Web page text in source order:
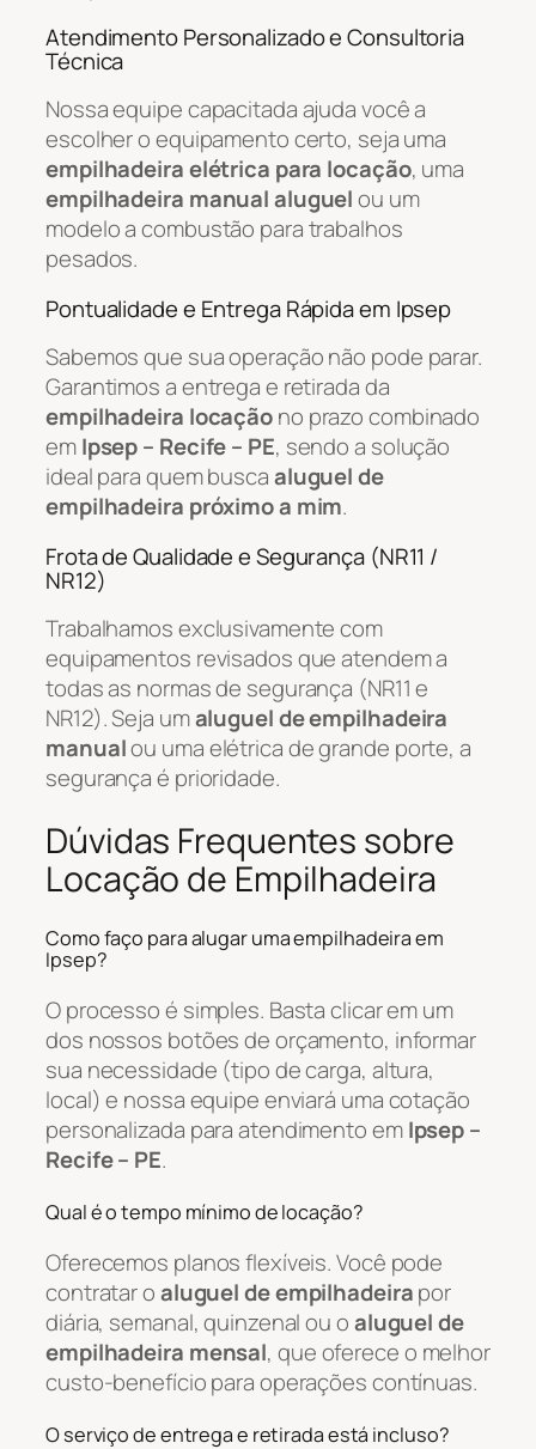
Atendimento Personalizado e Consultoria
Técnica
Nossa equipe capacitada ajuda você a
escolher o equipamento certo, seja uma
empilhadeira elétrica para locação, uma
empilhadeira manual aluguelou um
modelo a combustão para trabalhos
pesados.
Pontualidade e Entrega Rápida em Ipsep
Sabemos que sua operação não pode parar.
Garantimos a entrega e retirada da
empilhadeira locaçãono prazo combinado
emIpsep – Recife – PE, sendo a solução
ideal para quem buscaaluguel de
empilhadeira próximo a mim.
Frota de Qualidade e Segurança (NR11 /
NR12)
Trabalhamos exclusivamente com
equipamentos revisados que atendem a
todas as normas de segurança (NR11 e
NR12). Seja umaluguel de empilhadeira
manualou uma elétrica de grande porte, a
segurança é prioridade.
Dúvidas Frequentes sobre
Locação de Empilhadeira
Como faço para alugar uma empilhadeira em
Ipsep?
O processo é simples. Basta clicar em um
dos nossos botões de orçamento, informar
sua necessidade (tipo de carga, altura,
local) e nossa equipe enviará uma cotação
personalizada para atendimento emIpsep –
Recife – PE.
Qual é o tempo mínimo de locação?
Oferecemos planos flexíveis. Você pode
contratar oaluguel de empilhadeirapor
diária, semanal, quinzenal ou oaluguel de
empilhadeira mensal, que oferece o melhor
custo-benefício para operações contínuas.
O serviço de entrega e retirada está incluso?